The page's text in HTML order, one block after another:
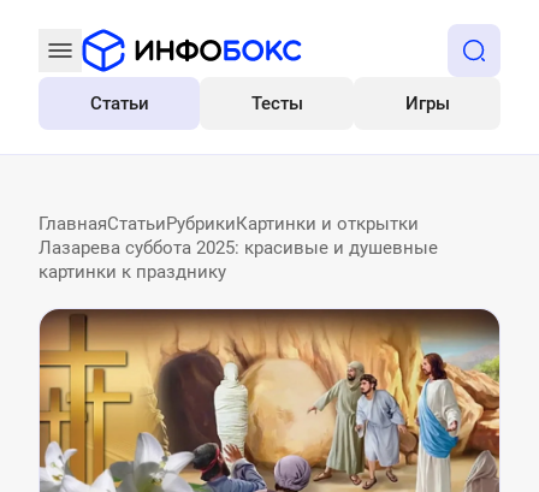
Все
Статьи Тесты Игры
ГлавнаяСтатьиРубрикиКартинки и открытки
Лазарева суббота 2025: красивые и душевные
картинки к празднику